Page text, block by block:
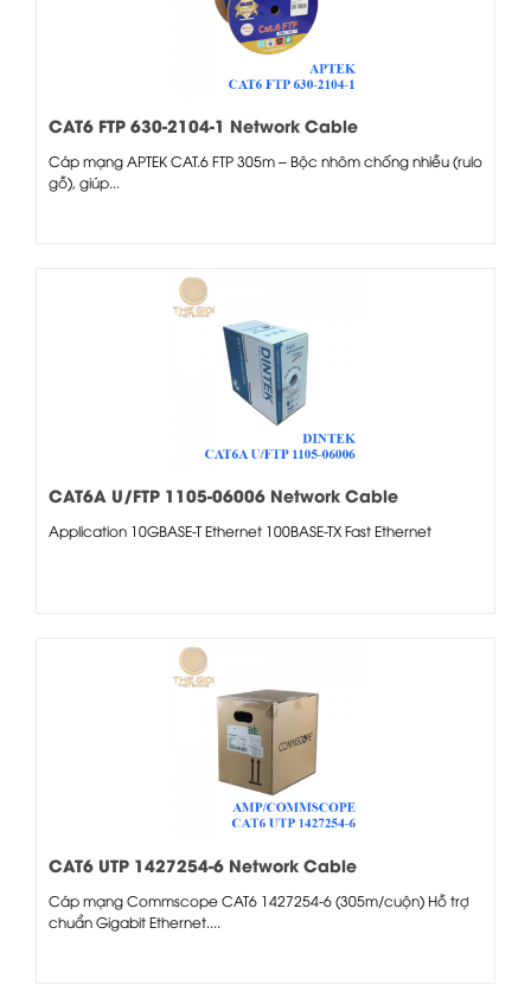
CAT6 FTP 630-2104-1 Network Cable
Cáp mạng APTEK CAT.6 FTP 305m – Bộc nhôm chống nhiễu (rulo
gỗ), giúp...
CAT6A U/FTP 1105-06006 Network Cable
Application 10GBASE-T Ethernet 100BASE-TX Fast Ethernet
CAT6 UTP 1427254-6 Network Cable
Cáp mạng Commscope CAT6 1427254-6 (305m/cuộn) Hỗ trợ
chuẩn Gigabit Ethernet....